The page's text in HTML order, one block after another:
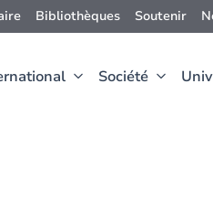
Bibliothèques Soutenir
Société